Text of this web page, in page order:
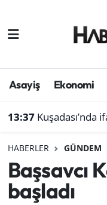
Asayiş Ekonomi
13:37 Kuşadası’nda ifadeleri
HABERLER GÜNDEM
Başsavcı
başladı
Çevre
Genel
Haber
Aydın Hava
Süper Lig
Son Dakika
Haber Arşivi